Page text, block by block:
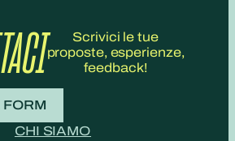
Scrivici le tue
proposte, esperienze,
feedback!
FORM
CHI SIAMO